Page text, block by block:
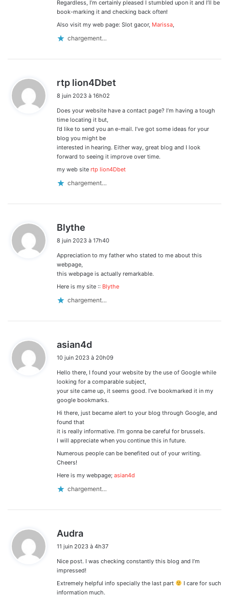
Regardless, I’m certainly pleased I stumbled upon it and I’ll be
book-marking it and checking back often!
Also visit my web page: Slot gacor, Marissa
chargement…
rtp lion4Dbet
8 juin 2023 à 16h02
Does your website have a contact page? I’m having a tough
time locating it but,
I’d like to send you an e-mail. I’ve got some ideas for your
blog you might be
interested in hearing. Either way, great blog and I look
forward to seeing it improve over time.
my web site rtp lion4Dbet
chargement…
Blythe
t
8 juin 2023 à 17h40
Appreciation to my father who stated to me about this
webpage,
this webpage is actually remarkable.
Here is my site :: Blythe
chargement…
asian4d
t
:
10 juin 2023 à 20h09
Hello there, I found your website by the use of Google while
looking for a comparable subject,
your site came up, it seems good. I’ve bookmarked it in my
google bookmarks.
Hi there, just became alert to your blog through Google, and
found that
it is really informative. I’m gonna be careful for brussels.
I will appreciate when you continue this in future.
Numerous people can be benefited out of your writing.
Cheers!
Here is my webpage; asian4d
chargement…
Audra
t
:
11 juin 2023 à 4h37
Nice post. I was checking constantly this blog and I’m
impressed!
Extremely helpful info specially the last part
I care for such
information much.